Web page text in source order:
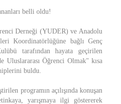
belli oldu!
Derneği (YUDER) ve Anadolu
Koordinatörlüğüne bağlı Genç
tarafından hayata geçirilen
Uluslararası Öğrenci Olmak" kısa
buldu.
programın açılışında konuşan
yarışmaya ilgi göstererek